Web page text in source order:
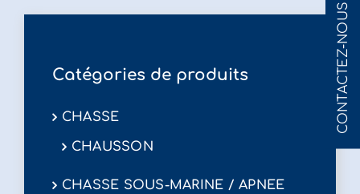
la
du
produit
Catégories de produits
CHASSE
CHAUSSON
CHASSE SOUS-MARINE / APNEE
CONTACTEZ-NOUS